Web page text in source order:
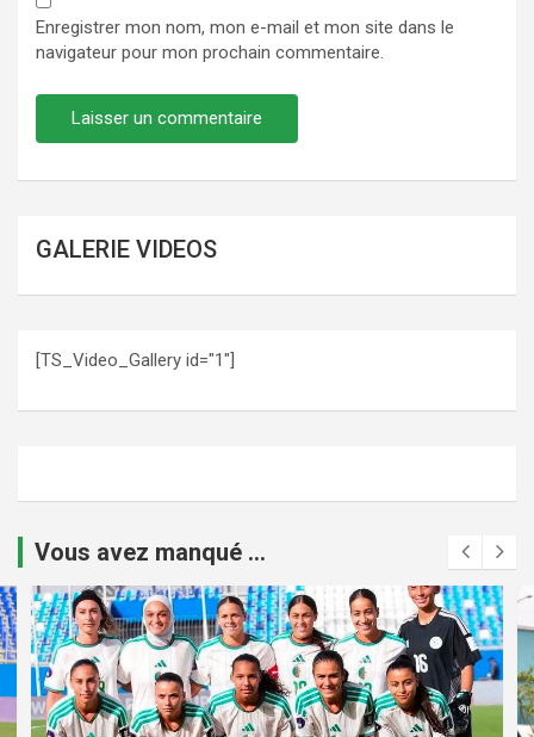
Enregistrer mon nom, mon e-mail et mon site dans le
navigateur pour mon prochain commentaire.
GALERIE VIDEOS
[TS_Video_Gallery id="1"]
Vous avez manqué ...